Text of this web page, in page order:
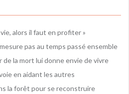
vie, alors il faut en profiter »
pas au temps passé ensemble
de la mort lui donne envie de vivre
en aidant les autres
la forêt pour se reconstruire